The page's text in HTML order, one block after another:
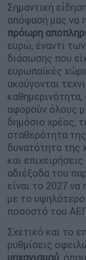
Σημαντική
απόφασή μας να
πρόωρη
ευρώ, έναντι
διάσωσης που
ευρωπαϊκές
ακούγονται
αφορούν όλους
δημόσιο χρέος,
σταθερότητα
δυνατότητα της
και
αδιέξοδα του
είναι το 2027
με το
ποσοστό του
Σχετικό και το
ρυθμίσεις
μηχανισμού,